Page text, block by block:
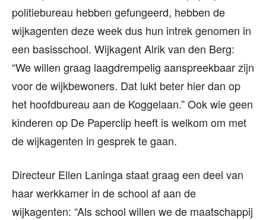
politiebureau hebben gefungeerd, hebben de
wijkagenten deze week dus hun intrek genomen in
een basisschool. Wijkagent Alrik van den Berg:
“We willen graag laagdrempelig aanspreekbaar zijn
voor de wijkbewoners. Dat lukt beter hier dan op
het hoofdbureau aan de Koggelaan.” Ook wie geen
kinderen op De Paperclip heeft is welkom om met
de wijkagenten in gesprek te gaan.
Directeur Ellen Laninga staat graag een deel van
haar werkkamer in de school af aan de
wijkagenten: “Als school willen we de maatschappij